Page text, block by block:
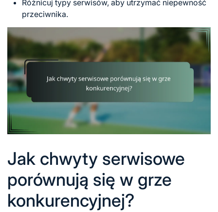
Różnicuj typy serwisów, aby utrzymać niepewność
przeciwnika.
Jak chwyty serwisowe
porównują się w grze
konkurencyjnej?